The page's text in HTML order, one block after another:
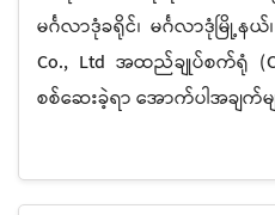
မင်္ဂလာဒုံခရိုင်၊ မင်္ဂလာဒုံမြို့န
Co., Ltd အထည်ချုပ်စက်ရုံ
စစ်ဆေးခဲ့ရာ အောက်ပါအချက်မ